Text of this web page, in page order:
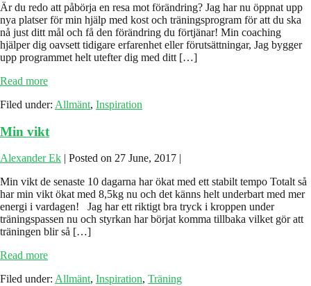
Är du redo att påbörja en resa mot förändring? Jag har nu öppnat upp
nya platser för min hjälp med kost och träningsprogram för att du ska
nå just ditt mål och få den förändring du förtjänar! Min coaching
hjälper dig oavsett tidigare erfarenhet eller förutsättningar, Jag bygger
upp programmet helt utefter dig med ditt […]
Read moreÄr
redo
en
Filed under: Allmänt, Inspiration
Min vikt
Alexander Ek | Posted on 27 June, 2017 |
Min vikt de senaste 10 dagarna har ökat med ett stabilt tempo Totalt så
har min vikt ökat med 8,5kg nu och det känns helt underbart med mer
energi i vardagen! Jag har ett riktigt bra tryck i kroppen under
träningspassen nu och styrkan har börjat komma tillbaka vilket gör att
träningen blir så […]
Read moreMin
Filed under: Allmänt, Inspiration, Träning